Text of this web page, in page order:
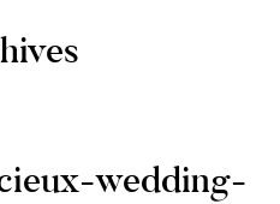
wedding-